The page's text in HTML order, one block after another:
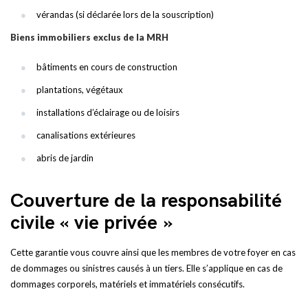
vérandas (si déclarée lors de la souscription)
Biens immobiliers exclus de la MRH
bâtiments en cours de construction
plantations, végétaux
installations d’éclairage ou de loisirs
canalisations extérieures
abris de jardin
Couverture de la responsabilité
civile « vie privée »
Cette garantie vous couvre ainsi que les membres de votre foyer en cas
de dommages ou sinistres causés à un tiers. Elle s’applique en cas de
dommages corporels, matériels et immatériels consécutifs.